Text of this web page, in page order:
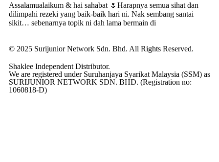
Assalamualaikum & hai sahabat 🌷Harapnya semua sihat dan
dilimpahi rezeki yang baik-baik hari ni. Nak sembang santai
sikit… sebenarnya topik ni dah lama bermain di
© 2025 Surijunior Network Sdn. Bhd. All Rights Reserved.
Shaklee Independent Distributor.
We are registered under Suruhanjaya Syarikat Malaysia (SSM) as
SURIJUNIOR NETWORK SDN. BHD. (Registration no:
1060818-D)